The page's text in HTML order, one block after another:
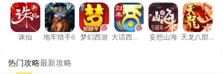
诛仙
诛仙
地牢猎手6
地牢猎手6
梦幻西游
梦幻西游
大话西游：归来
大话西
妄想山海
妄想山海
天龙
天龙八部
热门攻略最新攻略